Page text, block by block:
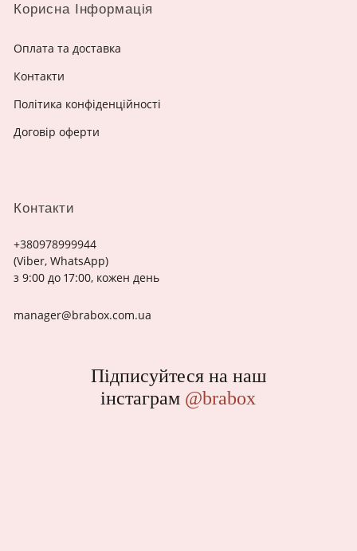
Контакти
+380978999944
(Viber, WhatsApp)
з 9:00 до 17:00, кожен день
manager@brabox.com.ua
Корисна Інформація
Оплата та доставка
Контакти
Політика конфіденційності
Договір оферти
Підписуйтеся на наш
інстаграм @brabox